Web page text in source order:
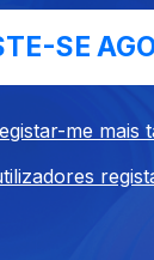
SE
me mais